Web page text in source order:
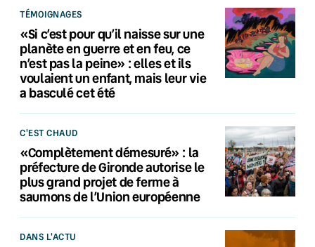
TÉMOIGNAGES
«Si c’est pour qu’il naisse sur une
planète en guerre et en feu, ce
n’est pas la peine» : elles et ils
voulaient un enfant, mais leur vie
a basculé cet été
C'EST CHAUD
«Complètement démesuré» : la
préfecture de Gironde autorise le
plus grand projet de ferme à
saumons de l’Union européenne
DANS L'ACTU